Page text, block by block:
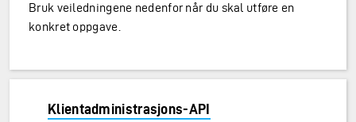
Bruk veiledningene nedenfor når du skal utføre en
konkret oppgave.
Klientadministrasjons-API